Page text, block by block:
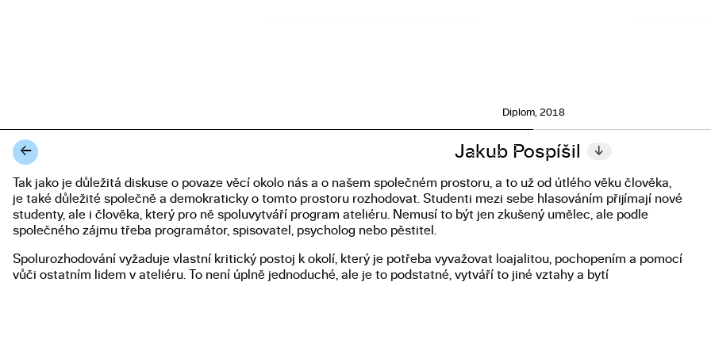
Jakub Pospíšil ↓
←
Diplom, 2018
Popis diplomové práce
Tak jako je důležitá diskuse o povaze věcí okolo nás a o našem společném prostoru, a to už od útlého věku člověka,
je také důležité společně a demokraticky o tomto prostoru rozhodovat. Studenti mezi sebe hlasováním přijímají nové
studenty, ale i člověka, který pro ně spoluvytváří program ateliéru. Nemusí to být jen zkušený umělec, ale podle
společného zájmu třeba programátor, spisovatel, psycholog nebo pěstitel.
Spolurozhodování vyžaduje vlastní kritický postoj k okolí, který je potřeba vyvažovat loajalitou, pochopením a pomocí
vůči ostatním lidem v ateliéru. To není úplně jednoduché, ale je to podstatné, vytváří to jiné vztahy a bytí